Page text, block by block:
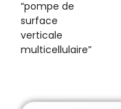
“pompe de
surface
verticale
multicellulaire”